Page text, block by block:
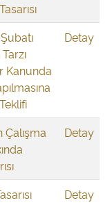
Kanunda
Detay
Çalışma
Detay
Detay